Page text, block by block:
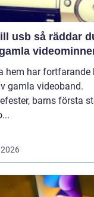
räddar du
hem har fortfarande
gamla videoband.
barns första